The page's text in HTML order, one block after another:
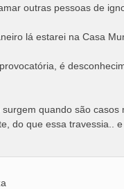
outras pessoas de
lá estarei na Casa
é
quando são
do que essa travessia..